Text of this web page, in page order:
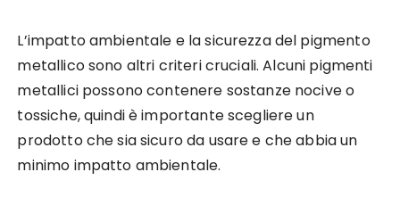
L’impatto ambientale e la sicurezza del pigmento
metallico sono altri criteri cruciali. Alcuni pigmenti
metallici possono contenere sostanze nocive o
tossiche, quindi è importante scegliere un
prodotto che sia sicuro da usare e che abbia un
minimo impatto ambientale.